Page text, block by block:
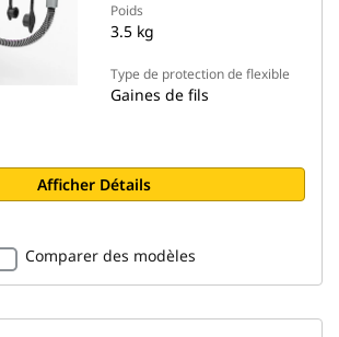
Poids
3.5 kg
Type de protection de flexible
Gaines de fils
Afficher Détails
Comparer des modèles